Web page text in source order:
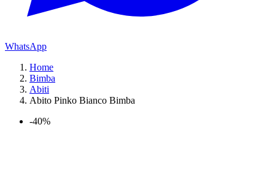
WhatsApp
Home
Bimba
Abiti
Abito Pinko Bianco Bimba
-40%